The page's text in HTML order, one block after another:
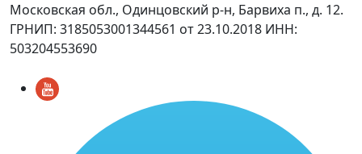
Московская обл., Одинцовский р-н, Барвиха п., д. 12.
ГРНИП: 3185053001344561 от 23.10.2018 ИНН:
503204553690